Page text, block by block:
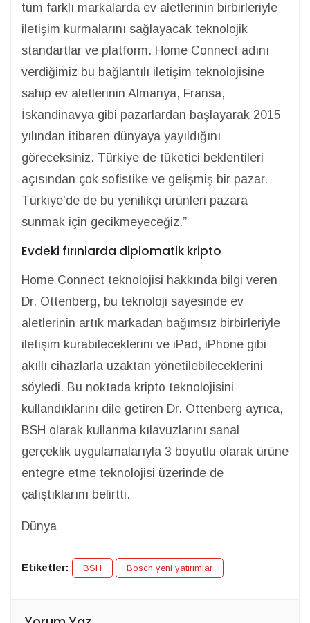
tüm farklı markalarda ev aletlerinin birbirleriyle
iletişim kurmalarını sağlayacak teknolojik
standartlar ve platform. Home Connect adını
verdiğimiz bu bağlantılı iletişim teknolojisine
sahip ev aletlerinin Almanya, Fransa,
İskandinavya gibi pazarlardan başlayarak 2015
yılından itibaren dünyaya yayıldığını
göreceksiniz. Türkiye de tüketici beklentileri
açısından çok sofistike ve gelişmiş bir pazar.
Türkiye'de de bu yenilikçi ürünleri pazara
sunmak için gecikmeyeceğiz.”
Evdeki fırınlarda diplomatik kripto
Home Connect teknolojisi hakkında bilgi veren
Dr. Ottenberg, bu teknoloji sayesinde ev
aletlerinin artık markadan bağımsız birbirleriyle
iletişim kurabileceklerini ve iPad, iPhone gibi
akıllı cihazlarla uzaktan yönetilebileceklerini
söyledi. Bu noktada kripto teknolojisini
kullandıklarını dile getiren Dr. Ottenberg ayrıca,
BSH olarak kullanma kılavuzlarını sanal
gerçeklik uygulamalarıyla 3 boyutlu olarak ürüne
entegre etme teknolojisi üzerinde de
çalıştıklarını belirtti.
Dünya
Etiketler: BSH Bosch yeni yatırımlar